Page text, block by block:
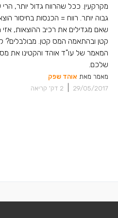
מקרקעין. ככל שהרווח גדול יותר,
גבוה יותר. רווח = הכנסות בחיסור
שאם מגדילים את רכיב ההוצאות, אזי
קטן ובהתאמה המס קטן. מבולבלים?
המאמר של עו"ד אוהד והקטינו את
שלכם.
מאמר מאת אוהד שפק
29/05/2017
2 דק' קריאה